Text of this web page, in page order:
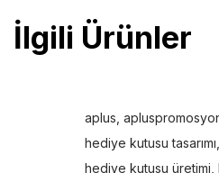
İlgili Ürünler
aplus
hediye kutusu tasarımı
hediye kutusu üretimi